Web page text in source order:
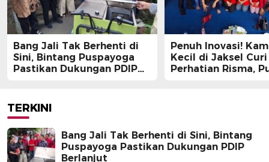
Bang Jali Tak Berhenti di
Sini, Bintang Puspayoga
Pastikan Dukungan PDIP
Penuh Inovasi!
Kecil di Jaksel Curi
Perhatian Risma,
TERKINI
Bang Jali Tak Berhenti di Sini, Bintang
Puspayoga Pastikan Dukungan PDIP
Berlanjut